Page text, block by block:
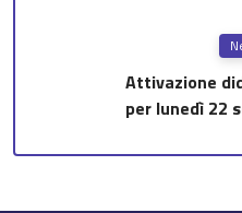
Attivazione
per lunedì 22